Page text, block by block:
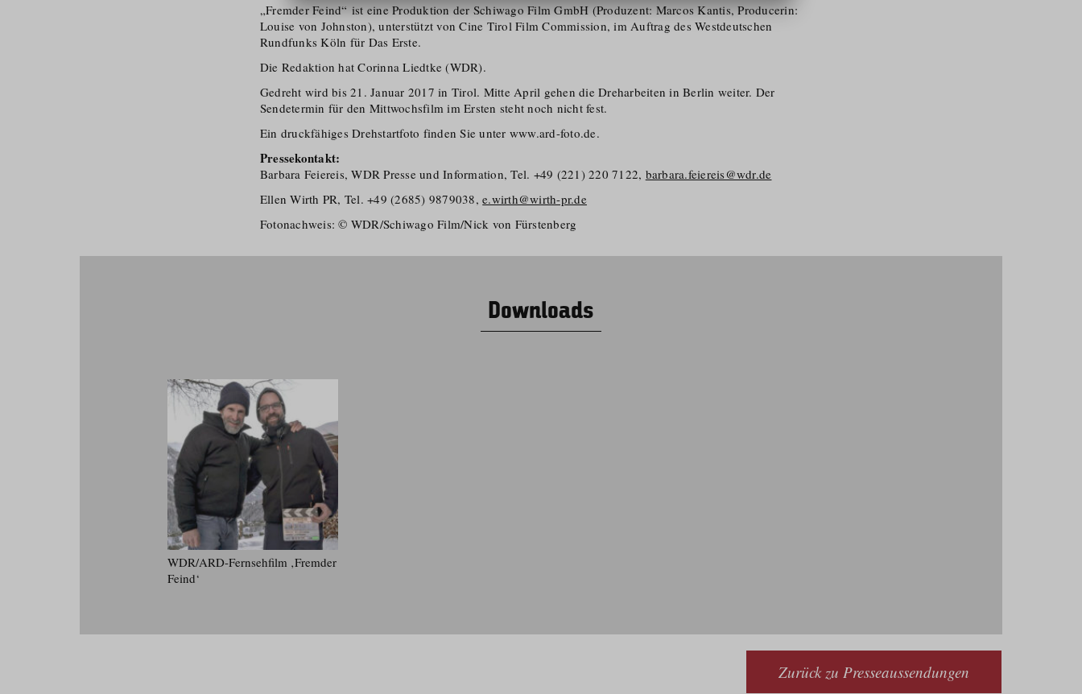
„Fremder Feind“ ist eine Produktion der Schiwago Film GmbH (Produzent: Marcos Kantis, Producerin:
Louise von Johnston), unterstützt von Cine Tirol Film Commission, im Auftrag des Westdeutschen
Rundfunks Köln für Das Erste.
Die Redaktion hat Corinna Liedtke (WDR).
Gedreht wird bis 21. Januar 2017 in Tirol. Mitte April gehen die Dreharbeiten in Berlin weiter. Der
Sendetermin für den Mittwochsfilm im Ersten steht noch nicht fest.
Ein druckfähiges Drehstartfoto finden Sie unter www.ard-foto.de.
Pressekontakt:
Barbara Feiereis, WDR Presse und Information, Tel. +49 (221) 220 7122, barbara.feiereis@wdr.de
Ellen Wirth PR, Tel. +49 (2685) 9879038,e.wirth@wirth-pr.de
Fotonachweis: © WDR/​Schiwago Film/​Nick von Fürstenberg
Downloads
WDR/​ARD-Fernsehfilm ‚Fremder
Feind‘
Zurück zu Presseaussendungen